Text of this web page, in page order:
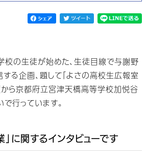
の生徒が始めた、生徒目線で与謝野
る企画、題して「よさの高校生広報室
から京都府立宮津天橋高等学校加悦谷
行っています。
」に関するインタビューです